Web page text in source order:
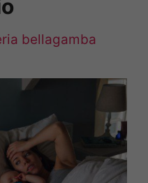
bellagamba